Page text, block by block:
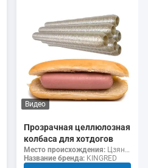
Видео
Прозрачная целлюлозная
колбаса для хотдогов
Место происхождения: Цзянсу, Китай
Название бренда: KINGRED